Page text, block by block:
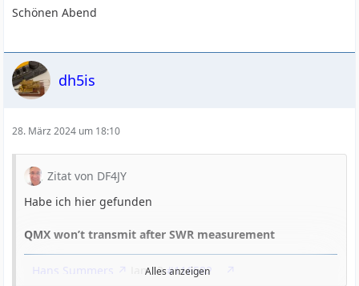
Schönen Abend
dh5is
28. März 2024 um 18:10
Zitat von DF4JY
Habe ich hier gefunden
QMX won’t transmit after SWR measurement
Hans Summers Jan 13#116582
Alles anzeigen